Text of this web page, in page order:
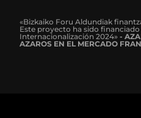
«Bizkaiko Foru Aldundiak
Este proyecto ha sido
Internacionalización 2024» -
AZAROS EN EL MERCADO